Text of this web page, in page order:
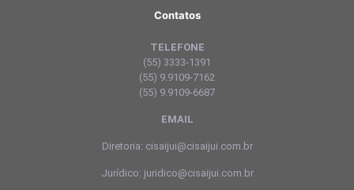
Contatos
TELEFONE
(55) 3333-1391
(55) 9.9109-7162
(55) 9.9109-6687
EMAIL
Diretoria: cisaijui@cisaijui.com.br
Jurídico: juridico@cisaijui.com.br